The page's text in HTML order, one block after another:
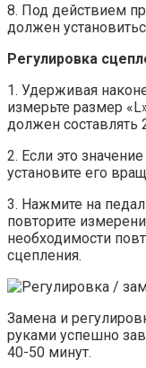
8. Под действием
должен
Регулировка
1. Удерживая
измерьте размер
должен составлять
2. Если это
установите его
3. Нажмите на
повторите
необходимости
сцепления.
Замена и
руками успешно
40-50 минут.